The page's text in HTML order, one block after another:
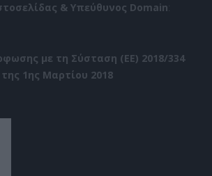
& Υπεύθυνος Domain:
με τη Σύσταση (ΕΕ) 2018/334
1ης Μαρτίου 2018